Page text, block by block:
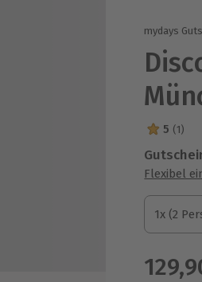
mydays
5 Sterne
5 (1)
Flexibel
1x (2
1x (2
1x (2